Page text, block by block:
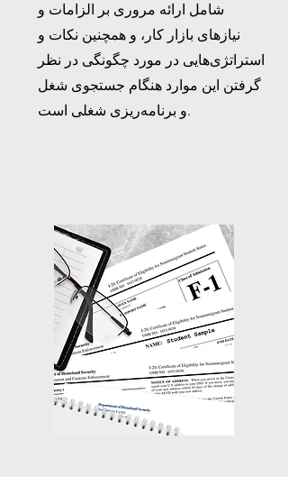
شامل ارائه مروری بر الزامات و
نیازهای بازار کار، و همچنین نکات و
استراتژی‌هایی در مورد چگونگی در نظر
گرفتن این موارد هنگام جستجوی شغل
و برنامه‌ریزی شغلی است.